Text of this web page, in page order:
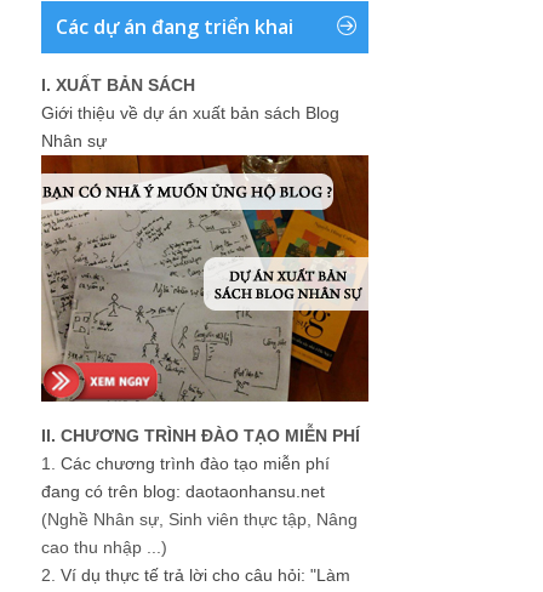
Các dự án đang triển khai
I. XUẤT BẢN SÁCH
Giới thiệu về dự án xuất bản sách Blog
Nhân sự
II. CHƯƠNG TRÌNH ĐÀO TẠO MIỄN PHÍ
1. Các chương trình đào tạo miễn phí
đang có trên blog: daotaonhansu.net
(Nghề Nhân sự, Sinh viên thực tập, Nâng
cao thu nhập ...)
2. Ví dụ thực tế trả lời cho câu hỏi: "Làm